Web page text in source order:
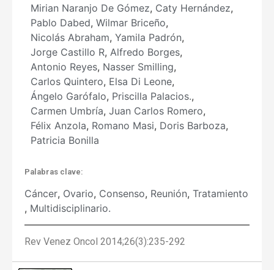
Mirian Naranjo De Gómez, Caty Hernández,
Pablo Dabed, Wilmar Briceño,
Nicolás Abraham, Yamila Padrón,
Jorge Castillo R, Alfredo Borges,
Antonio Reyes, Nasser Smilling,
Carlos Quintero, Elsa Di Leone,
Ángelo Garófalo, Priscilla Palacios.,
Carmen Umbría, Juan Carlos Romero,
Félix Anzola, Romano Masi, Doris Barboza,
Patricia Bonilla
Palabras clave:
Cáncer, Ovario, Consenso, Reunión, Tratamiento
, Multidisciplinario.
Rev Venez Oncol 2014;26(3):235-292